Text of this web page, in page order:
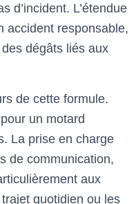
d’incident. L’étendue
accident responsable,
dégâts liés aux
de cette formule.
un motard
La prise en charge
de communication,
aux
quotidien ou les